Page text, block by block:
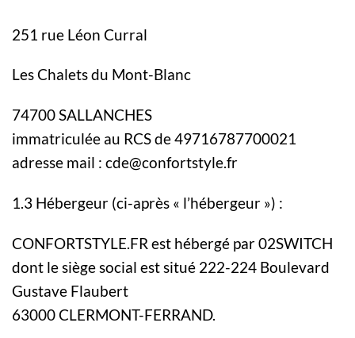
251 rue Léon Curral
Les Chalets du Mont-Blanc
74700 SALLANCHES
immatriculée au RCS de 49716787700021
adresse mail : cde@confortstyle.fr
1.3 Hébergeur (ci-après « l’hébergeur ») :
CONFORTSTYLE.FR est hébergé par 02SWITCH
dont le siège social est situé 222-224 Boulevard
Gustave Flaubert
63000 CLERMONT-FERRAND.